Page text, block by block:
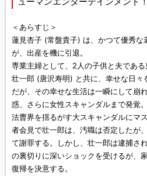
＜あらすじ＞
蓮見杏子 (常盤貴子) は、かつて優秀な
が、出産を機に引退。
専業主婦として、2人の子供と夫であ
壮一郎 (唐沢寿明) と共に、幸せな日々
だが、その幸せな生活は一瞬にして崩
惑、さらに女性スキャンダルまで発覚。
法曹界を揺るがす大スキャンダルにマ
者会見で壮一郎は、汚職は否定したが
て謝罪する。しかし、壮一郎は逮捕さ
の裏切りに深いショックを受けるが、
復帰を決意する。